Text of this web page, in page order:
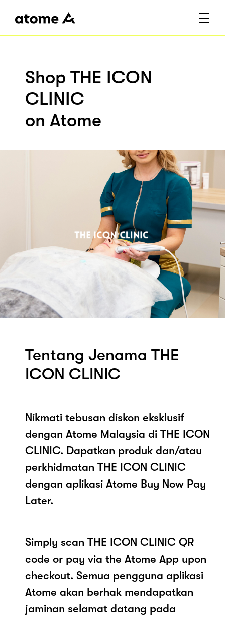
Shop THE ICON
CLINIC
on Atome
Tentang Jenama THE
ICON CLINIC
Nikmati tebusan diskon eksklusif
dengan Atome Malaysia di THE ICON
CLINIC. Dapatkan produk dan/atau
perkhidmatan THE ICON CLINIC
dengan aplikasi Atome Buy Now Pay
Later.
Simply scan THE ICON CLINIC QR
code or pay via the Atome App upon
checkout. Semua pengguna aplikasi
Atome akan berhak mendapatkan
jaminan selamat datang pada